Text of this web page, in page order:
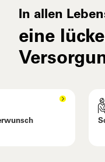
In allen
eine